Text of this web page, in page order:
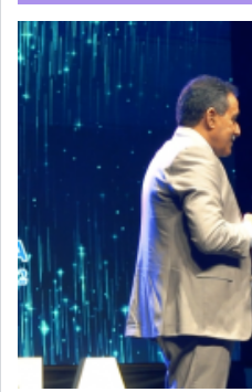
SICAV
GRAPHIQUE TUNINDEX
GRAPHIQUE DU TUNINDEX